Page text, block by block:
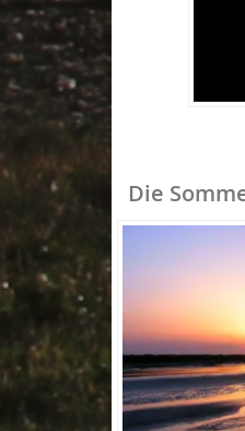
Die